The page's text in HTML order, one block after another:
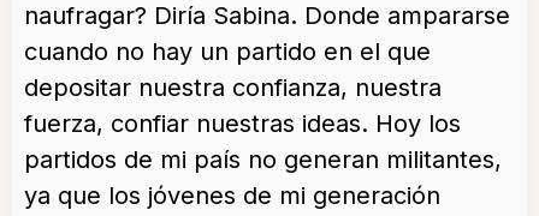
naufragar? Diría Sabina. Donde ampararse
cuando no hay un partido en el que
depositar nuestra confianza, nuestra
fuerza, confiar nuestras ideas. Hoy los
partidos de mi país no generan militantes,
ya que los jóvenes de mi generación